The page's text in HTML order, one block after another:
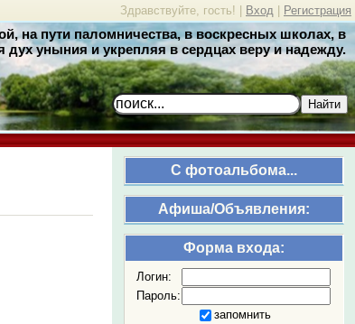
Здравствуйте, гость! | Вход Регистрация
на пути паломничества, в воскресных школах, в
дух уныния и укрепляя в сердцах веру и надежду.
Найти
C фотоальбома...
Афиша/Объявления:
Форма входа:
Логин:
Пароль:
запомнить